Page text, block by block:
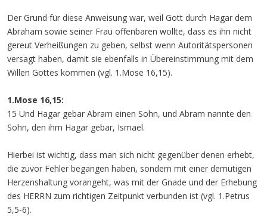
Der Grund für diese Anweisung war, weil Gott durch Hagar dem
Abraham sowie seiner Frau offenbaren wollte, dass es ihn nicht
gereut Verheißungen zu geben, selbst wenn Autoritätspersonen
versagt haben, damit sie ebenfalls in Übereinstimmung mit dem
Willen Gottes kommen (vgl. 1.Mose 16,15).
1.Mose 16,15:
15 Und Hagar gebar Abram einen Sohn, und Abram nannte den
Sohn, den ihm Hagar gebar, Ismael.
Hierbei ist wichtig, dass man sich nicht gegenüber denen erhebt,
die zuvor Fehler begangen haben, sondern mit einer demütigen
Herzenshaltung vorangeht, was mit der Gnade und der Erhebung
des HERRN zum richtigen Zeitpunkt verbunden ist (vgl. 1.Petrus
5,5-6).